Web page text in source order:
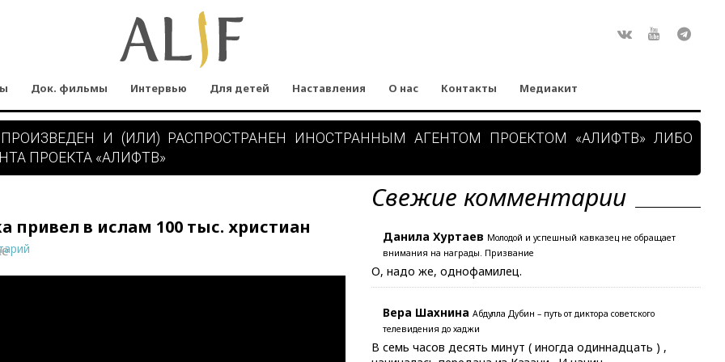
Док. фильмы Интервью Для детей Наставления О нас Контакты Медиакит
И (ИЛИ) РАСПРОСТРАНЕН ИНОСТРАННЫМ АГЕНТОМ ПРОЕКТОМ «АЛИФТВ» ЛИБО
ПРОЕКТА «АЛИФТВ»
в ислам 100 тыс. христиан
Свежие комментарии
Данила Хуртаев Молодой и успешный кавказец не обращает
внимания на награды. Призвание
О, надо же, однофамилец.
Вера Шахнина Абдулла Дубин – путь от диктора советского
телевидения до хаджи
В семь часов десять минут ( иногда одиннадцать ) ,